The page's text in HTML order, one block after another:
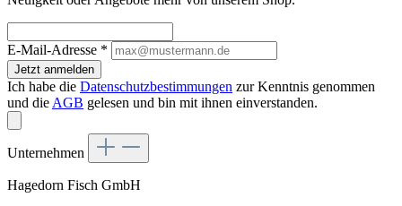
E-Mail-Adresse *
Jetzt anmelden
Ich habe die Datenschutzbestimmungen zur Kenntnis genommen
und die AGB gelesen und bin mit ihnen einverstanden.
Unternehmen
Hagedorn Fisch GmbH